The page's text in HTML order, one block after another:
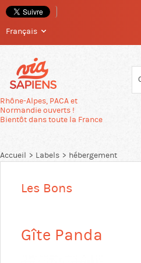
Français
Rhône-Alpes, PACA et
Normandie ouverts !
Bientôt dans toute la France
Accueil Labels hébergement
Les Bons
Gîte Panda